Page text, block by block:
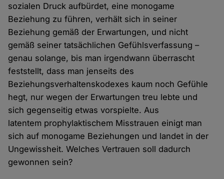
sozialen Druck aufbürdet, eine monogame
Beziehung zu führen, verhält sich in seiner
Beziehung gemäß der Erwartungen, und nicht
gemäß seiner tatsächlichen Gefühlsverfassung –
genau solange, bis man irgendwann überrascht
feststellt, dass man jenseits des
Beziehungsverhaltenskodexes kaum noch Gefühle
hegt, nur wegen der Erwartungen treu lebte und
sich gegenseitig etwas vorspielte. Aus
latentem prophylaktischem Misstrauen einigt man
sich auf monogame Beziehungen und landet in der
Ungewissheit. Welches Vertrauen soll dadurch
gewonnen sein?